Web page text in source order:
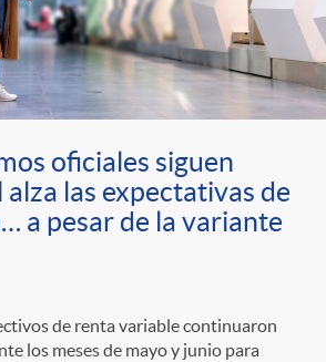
oficiales siguen
las expectativas de
a pesar de la variante
de renta variable continuaron
los meses de mayo y junio para